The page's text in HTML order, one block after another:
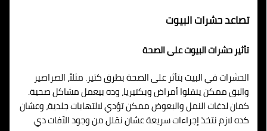
تصاعد حشرات البيوت
تأثير حشرات البيوت على الصحة
الحشرات في البيت بتأثر على الصحة بطرق كتير. مثلاً، الصراصير
والبق ممكن ينقلوا أمراض وبكتيريا، وده بيعمل مشاكل صحية.
كمان لدغات النمل والبعوض ممكن تؤدي لالتهابات جلدية، وعشان
كده لازم نتخذ إجراءات سريعة عشان نقلل من وجود الآفات دي.